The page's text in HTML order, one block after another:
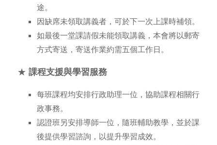
途。
因缺席未領取講義者，可於下一次上課時補領。
如最後一堂課請假未能領取講義，本會將以郵寄
方式寄送，寄送作業約需五個工作日。
★ 課程支援與學習服務
每班課程均安排行政助理一位，協助課程相關行
政事務。
認證班另安排導師一位，隨班輔助教學，並於課
後提供學習諮詢，以提升學習成效。